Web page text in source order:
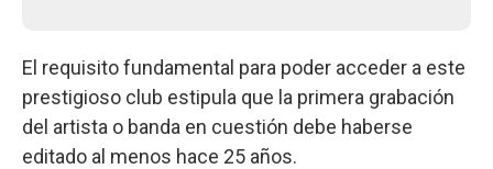
El requisito fundamental para poder acceder a este
prestigioso club estipula que la primera grabación
del artista o banda en cuestión debe haberse
editado al menos hace 25 años.